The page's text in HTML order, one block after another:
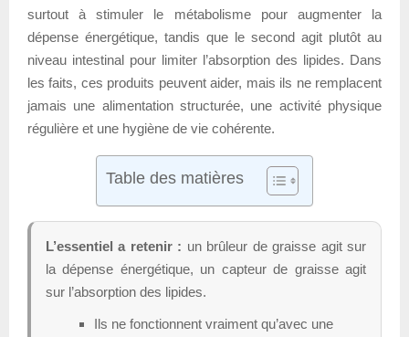
surtout à stimuler le métabolisme pour augmenter la
dépense énergétique, tandis que le second agit plutôt au
niveau intestinal pour limiter l’absorption des lipides. Dans
les faits, ces produits peuvent aider, mais ils ne remplacent
jamais une alimentation structurée, une activité physique
régulière et une hygiène de vie cohérente.
Table des matières
L’essentiel a retenir : un brûleur de graisse agit sur
la dépense énergétique, un capteur de graisse agit
sur l’absorption des lipides.
Ils ne fonctionnent vraiment qu’avec une